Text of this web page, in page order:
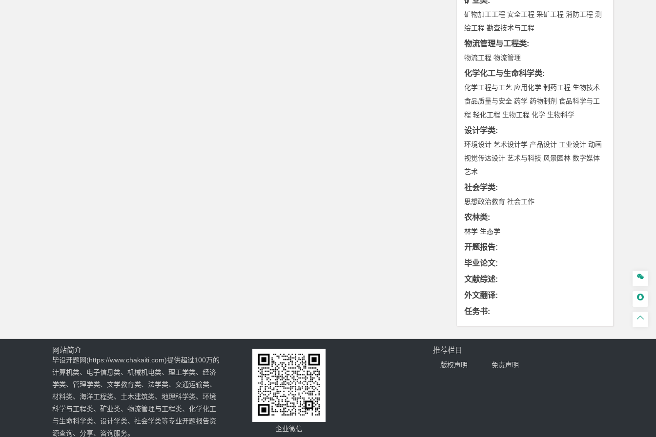
矿物加工工程 安全工程 采矿工程 消防工程 测
绘工程 勘查技术与工程
物流管理与工程类:
物流工程 物流管理
化学化工与生命科学类:
化学工程与工艺 应用化学 制药工程 生物技术
食品质量与安全 药学 药物制剂 食品科学与工
程 轻化工程 生物工程 化学 生物科学
设计学类:
环境设计 艺术设计学 产品设计 工业设计 动画
视觉传达设计 艺术与科技 风景园林 数字媒体
艺术
社会学类:
思想政治教育 社会工作
农林类:
林学 生态学
开题报告:
毕业论文:
文献综述:
外文翻译:
任务书:



网站简介
毕设开题网(https://www.chakaiti.com)提供超过100万的
计算机类、电子信息类、机械机电类、理工学类、经济
学类、管理学类、文学教育类、法学类、交通运输类、
材料类、海洋工程类、土木建筑类、地理科学类、环境
科学与工程类、矿业类、物流管理与工程类、化学化工
与生命科学类、设计学类、社会学类等专业开题报告资
源查询、分享、咨询服务。
企业微信
推荐栏目
版权声明 免责声明